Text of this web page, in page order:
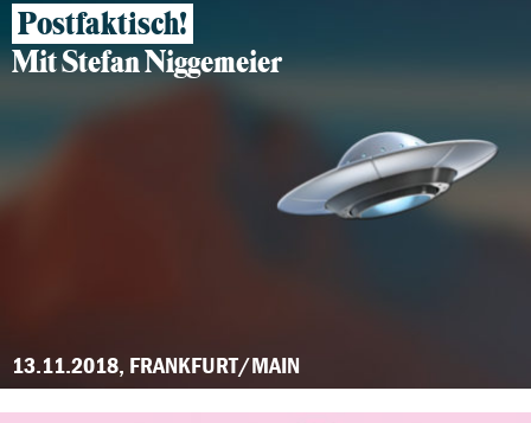
Postfaktisch!
Mit Stefan Niggemeier
13.11.2018, FRANKFURT/MAIN